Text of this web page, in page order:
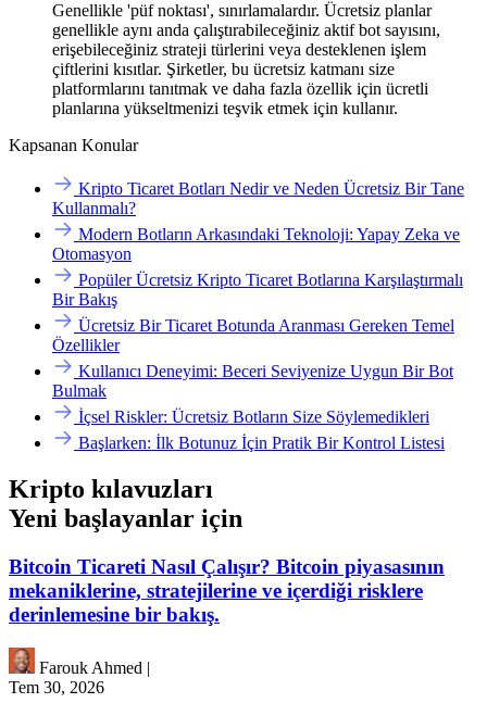
Genellikle 'püf noktası', sınırlamalardır. Ücretsiz planlar
genellikle aynı anda çalıştırabileceğiniz aktif bot sayısını,
erişebileceğiniz strateji türlerini veya desteklenen işlem
çiftlerini kısıtlar. Şirketler, bu ücretsiz katmanı size
platformlarını tanıtmak ve daha fazla özellik için ücretli
planlarına yükseltmenizi teşvik etmek için kullanır.
Kapsanan Konular
Kripto Ticaret Botları Nedir ve Neden Ücretsiz Bir Tane
Kullanmalı?
Modern Botların Arkasındaki Teknoloji: Yapay Zeka ve
Otomasyon
Popüler Ücretsiz Kripto Ticaret Botlarına Karşılaştırmalı
Bir Bakış
Ücretsiz Bir Ticaret Botunda Aranması Gereken Temel
Özellikler
Kullanıcı Deneyimi: Beceri Seviyenize Uygun Bir Bot
Bulmak
İçsel Riskler: Ücretsiz Botların Size Söylemedikleri
Başlarken: İlk Botunuz İçin Pratik Bir Kontrol Listesi
Kripto kılavuzları
Yeni başlayanlar için
Bitcoin Ticareti Nasıl Çalışır? Bitcoin piyasasının
mekaniklerine, stratejilerine ve içerdiği risklere
derinlemesine bir bakış.
Farouk Ahmed |
Tem 30, 2026